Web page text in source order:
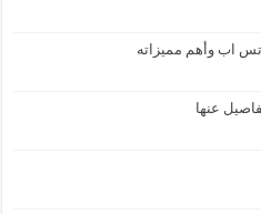
اب وأهم مميزاته